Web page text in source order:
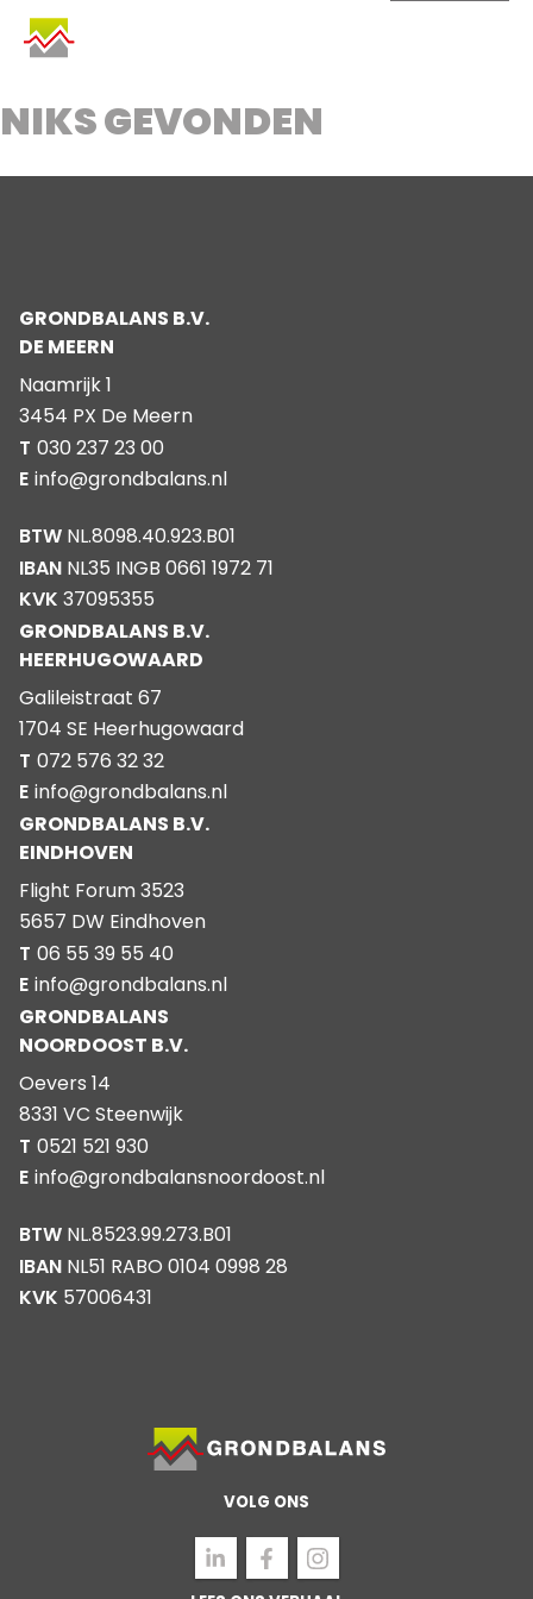
TO
CONTENT
NIKS GEVONDEN
GRONDBALANS B.V.
DE MEERN
Naamrijk 1
3454 PX De Meern
T 030 237 23 00
E info@grondbalans.nl
BTW NL.8098.40.923.B01
IBAN NL35 INGB 0661 1972 71
KVK 37095355
GRONDBALANS B.V.
HEERHUGOWAARD
Galileistraat 67
1704 SE Heerhugowaard
T 072 576 32 32
E info@grondbalans.nl
GRONDBALANS B.V.
EINDHOVEN
Flight Forum 3523
5657 DW Eindhoven
T 06 55 39 55 40
E info@grondbalans.nl
GRONDBALANS
NOORDOOST B.V.
Oevers 14
8331 VC Steenwijk
T 0521 521 930
E info@grondbalansnoordoost.nl
BTW NL.8523.99.273.B01
IBAN NL51 RABO 0104 0998 28
KVK 57006431
VOLG ONS